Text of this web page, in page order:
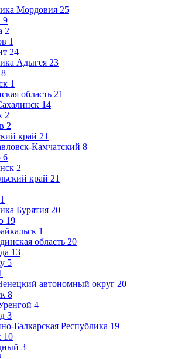
Мордовия 25
9
2
1
24
Адыгея 23
8
1
область 21
14
2
2
край 21
Камчатский 8
6
2
край 21
1
Бурятия 20
19
1
область 20
13
5
автономный округ 20
8
4
3
Балкарская Республика 19
10
3